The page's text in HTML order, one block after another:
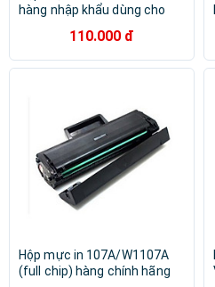
hàng nhập khẩu dùng cho
1000A, 1000W, 1200A,
1200W mới 100% [Fullbox]
110.000 đ
Hộp mực in 107A/W1107A
(full chip) hàng chính hãng